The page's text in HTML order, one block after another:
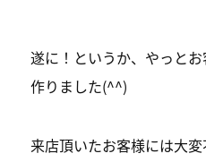
遂に！というか、やっと
作りました(^^)
来店頂いたお客様には大